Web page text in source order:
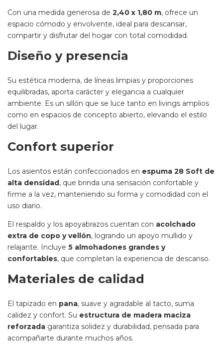
Con una medida generosa de 2,40 x 1,80 m, ofrece un
espacio cómodo y envolvente, ideal para descansar,
compartir y disfrutar del hogar con total comodidad.
Diseño y presencia
Su estética moderna, de líneas limpias y proporciones
equilibradas, aporta carácter y elegancia a cualquier
ambiente. Es un sillón que se luce tanto en livings amplios
como en espacios de concepto abierto, elevando el estilo
del lugar.
Confort superior
Los asientos están confeccionados en espuma 28 Soft de
alta densidad, que brinda una sensación confortable y
firme a la vez, manteniendo su forma y comodidad con el
uso diario.
El respaldo y los apoyabrazos cuentan con acolchado
extra de copo y vellón, logrando un apoyo mullido y
relajante. Incluye 5 almohadones grandes y
confortables, que completan la experiencia de descanso.
Materiales de calidad
El tapizado en pana, suave y agradable al tacto, suma
calidez y confort. Su estructura de madera maciza
reforzada garantiza solidez y durabilidad, pensada para
acompañarte durante muchos años.